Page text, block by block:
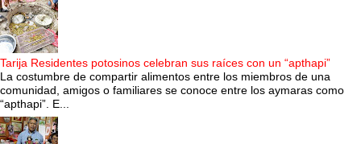
Tarija Residentes potosinos celebran sus raíces con un “apthapi”
La costumbre de compartir alimentos entre los miembros de una
comunidad, amigos o familiares se conoce entre los aymaras como
“apthapi”. E...